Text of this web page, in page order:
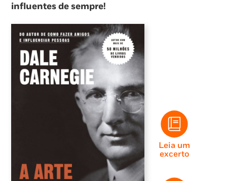
influentes de sempre!
Leia um
excerto